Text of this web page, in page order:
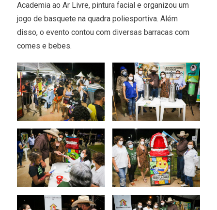
Academia ao Ar Livre, pintura facial e organizou um
jogo de basquete na quadra poliesportiva. Além
disso, o evento contou com diversas barracas com
comes e bebes.